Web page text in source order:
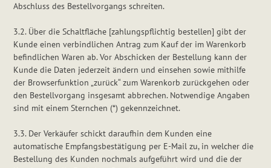
Abschluss des Bestellvorgangs schreiten.
3.2. Über die Schaltfläche [zahlungspflichtig bestellen] gibt der
Kunde einen verbindlichen Antrag zum Kauf der im Warenkorb
befindlichen Waren ab. Vor Abschicken der Bestellung kann der
Kunde die Daten jederzeit ändern und einsehen sowie mithilfe
der Browserfunktion „zurück“ zum Warenkorb zurückgehen oder
den Bestellvorgang insgesamt abbrechen. Notwendige Angaben
sind mit einem Sternchen (*) gekennzeichnet.
3.3. Der Verkäufer schickt daraufhin dem Kunden eine
automatische Empfangsbestätigung per E-Mail zu, in welcher die
Bestellung des Kunden nochmals aufgeführt wird und die der